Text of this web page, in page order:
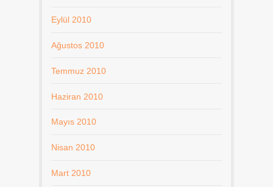
Eylül 2010
Ağustos 2010
Temmuz 2010
Haziran 2010
Mayıs 2010
Nisan 2010
Mart 2010